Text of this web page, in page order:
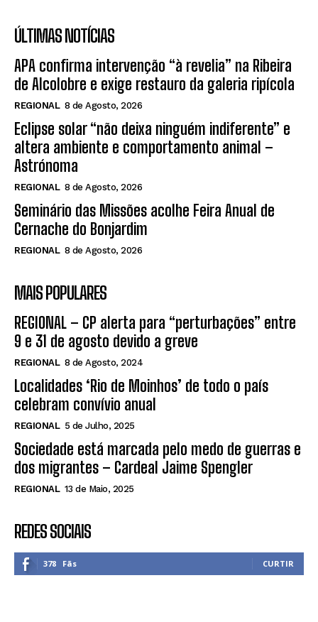
ÚLTIMAS NOTÍCIAS
APA confirma intervenção “à revelia” na Ribeira
de Alcolobre e exige restauro da galeria ripícola
REGIONAL 8 de Agosto, 2026
Eclipse solar “não deixa ninguém indiferente” e
altera ambiente e comportamento animal –
Astrónoma
REGIONAL 8 de Agosto, 2026
Seminário das Missões acolhe Feira Anual de
Cernache do Bonjardim
REGIONAL 8 de Agosto, 2026
MAIS POPULARES
REGIONAL – CP alerta para “perturbações” entre
9 e 31 de agosto devido a greve
REGIONAL 8 de Agosto, 2024
Localidades ‘Rio de Moinhos’ de todo o país
celebram convívio anual
REGIONAL 5 de Julho, 2025
Sociedade está marcada pelo medo de guerras e
dos migrantes – Cardeal Jaime Spengler
REGIONAL 13 de Maio, 2025
REDES SOCIAIS
378 Fãs CURTIR